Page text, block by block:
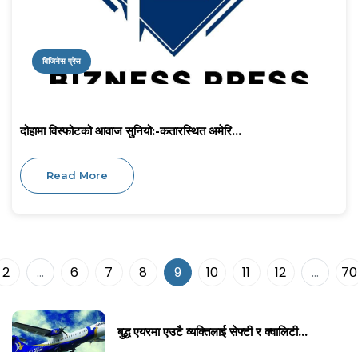
बिजिनेस प्रेस
दोहामा विस्फोटको आवाज सुनियो:-कतारस्थित अमेरि...
Read More
2 ... 6 7 8 9 10 11 12 ... 70
बुद्ध एयरमा एउटै व्यक्तिलाई सेफ्टी र क्वालिटी...